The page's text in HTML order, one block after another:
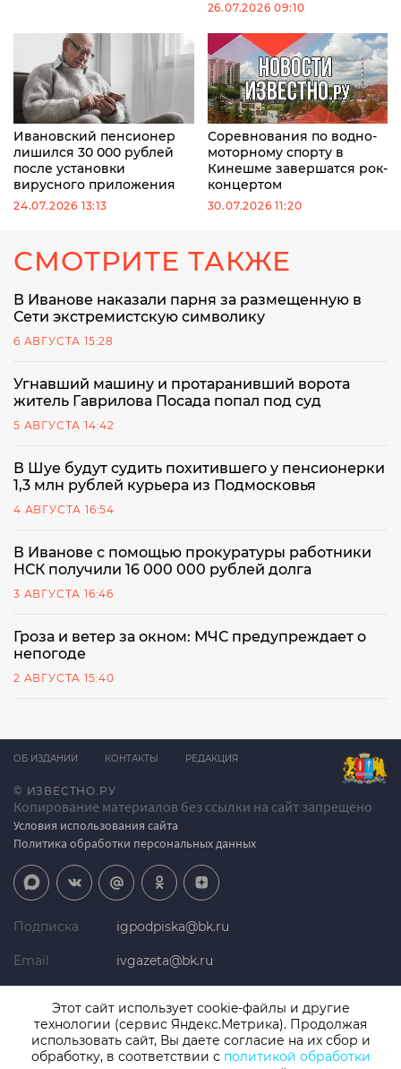
26.07.2026 09:10
Ивановский пенсионер
лишился 30 000 рублей
после установки
вирусного приложения
24.07.2026 13:13
Соревнования по водно-
моторному спорту в
Кинешме завершатся рок-
концертом
30.07.2026 11:20
СМОТРИТЕ ТАКЖЕ
В Иванове наказали парня за размещенную в
Сети экстремистскую символику
6 АВГУСТА 15:28
Угнавший машину и протаранивший ворота
житель Гаврилова Посада попал под суд
5 АВГУСТА 14:42
В Шуе будут судить похитившего у пенсионерки
1,3 млн рублей курьера из Подмосковья
4 АВГУСТА 16:54
В Иванове с помощью прокуратуры работники
НСК получили 16 000 000 рублей долга
3 АВГУСТА 16:46
Гроза и ветер за окном: МЧС предупреждает о
непогоде
2 АВГУСТА 15:40
© ИЗВЕСТНО.РУ
Копирование материалов без ссылки на сайт запрещено
Условия использования сайта
Политика обработки персональных данных
ОБ ИЗДАНИИ КОНТАКТЫ РЕДАКЦИЯ
Подписка igpodpiska@bk.ru
Email ivgazeta@bk.ru
Телефон +7 (4932) 41-94-81
Этот сайт использует cookie-файлы и другие
технологии (сервис Яндекс.Метрика). Продолжая
использовать сайт, Вы даете согласие на их сбор и
обработку, в соответствии с политикой обработки